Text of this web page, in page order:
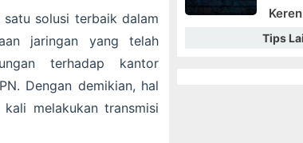
solusi terbaik dalam
jaringan yang telah
terhadap kantor
Dengan demikian, hal
melakukan transmisi
Tips